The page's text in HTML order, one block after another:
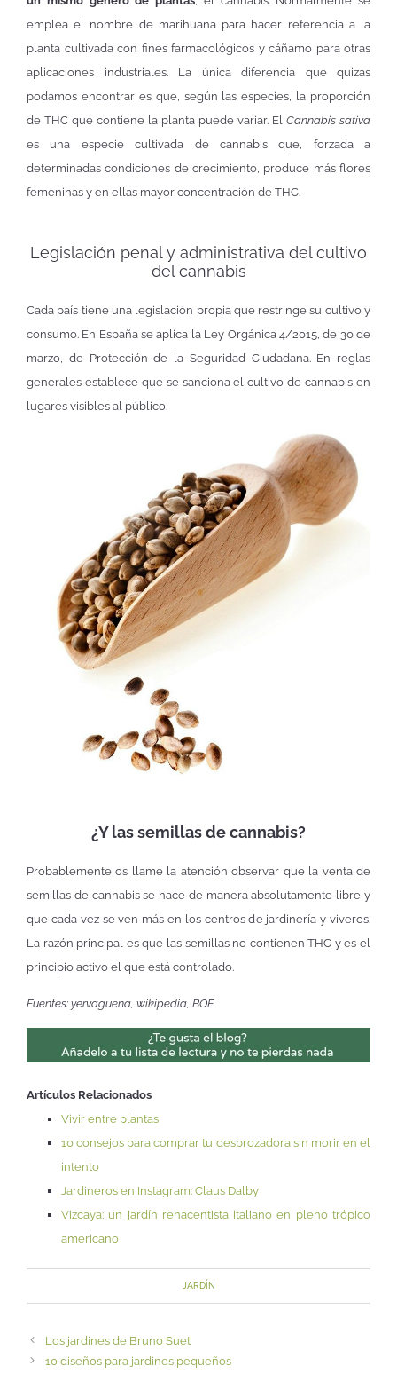
emplea el nombre de marihuana para hacer referencia a la
planta cultivada con fines farmacológicos y cáñamo para otras
aplicaciones industriales. La única diferencia que quizas
podamos encontrar es que, según las especies, la proporción
de THC que contiene la planta puede variar. El Cannabis sativa
es una especie cultivada de cannabis que, forzada a
determinadas condiciones de crecimiento, produce más flores
femeninas y en ellas mayor concentración de THC.
Legislación penal y administrativa del cultivo
del cannabis
Cada país tiene una legislación propia que restringe su cultivo y
consumo. En España se aplica la Ley Orgánica 4/2015, de 30 de
marzo, de Protección de la Seguridad Ciudadana. En reglas
generales establece que se sanciona el cultivo de cannabis en
lugares visibles al público.
¿Y las semillas de cannabis?
Probablemente os llame la atención observar que la venta de
semillas de cannabis se hace de manera absolutamente libre y
que cada vez se ven más en los centros de jardinería y viveros.
La razón principal es que las semillas no contienen THC y es el
principio activo el que está controlado.
Fuentes: yervaguena, wikipedia, BOE
Artículos Relacionados
Vivir entre plantas
10 consejos para comprar tu desbrozadora sin morir en el
intento
Jardineros en Instagram: Claus Dalby
Vizcaya: un jardín renacentista italiano en pleno trópico
americano
JARDÍN
Los jardines de Bruno Suet
10 diseños para jardines pequeños